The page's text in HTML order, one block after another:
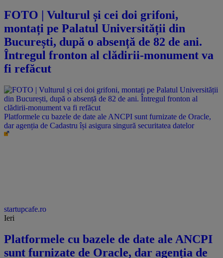
FOTO | Vulturul și cei doi grifoni,
montați pe Palatul Universității din
București, după o absență de 82 de ani.
Întregul fronton al clădirii-monument va
fi refăcut
Platformele cu bazele de date ale ANCPI sunt furnizate de Oracle,
dar agenția de Cadastru își asigura singură securitatea datelor
startupcafe.ro
Ieri
Platformele cu bazele de date ale ANCPI
sunt furnizate de Oracle, dar agenția de